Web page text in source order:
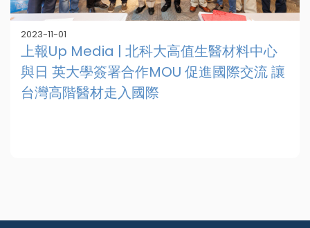
2023-11-01
上報Up Media | 北科大高值生醫材料中心
與日 英大學簽署合作MOU 促進國際交流 讓
台灣高階醫材走入國際